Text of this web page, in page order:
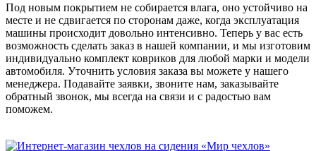
Под новым покрытием не собирается влага, оно устойчиво на
месте и не сдвигается по сторонам даже, когда эксплуатация
машины происходит довольно интенсивно. Теперь у вас есть
возможность сделать заказ в нашей компании, и мы изготовим
индивидуально комплект ковриков для любой марки и модели
автомобиля. Уточнить условия заказа вы можете у нашего
менеджера. Подавайте заявки, звоните нам, заказывайте
обратный звонок, мы всегда на связи и с радостью вам
поможем.